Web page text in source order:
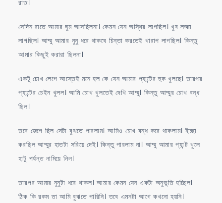
রাত।
সেদিন রাতে আমার ঘুম আসছিলনা। কেমন যেন অস্থির লাগছিল। খুব লজ্জা
লাগছিল। আম্মু আমার নুনু ধরে থাকবে চিন্তা করতেই খারাপ লাগছিল। কিন্তু
আমার কিছুই করারা ছিলনা।
একটু চোখ লেগে আস্তেই মনে হল কে যেন আমার প্যান্টের হুক খুলছে। তারপর
প্যান্টের চেইন খুলল। আমি চোখ খুলতেই দেখি আম্মু। কিন্তু আম্মুর চোখ বন্ধ
ছিল।
তবে জেগে ছিল সেটা বুঝতে পারলাম। আমিও চোখ বন্ধ করে থাকলাম। ইচ্ছা
করছিল আম্মুর হাতটা সরিয়ে দেই। কিন্তু পারলাম না। আম্মু আমার প্যান্ট খুলে
হাটু পর্যন্ত নামিয়ে নিল।
তারপর আমার নুনুটা ধরে থাকল। আমার কেমন যেন একটা অনুভূতি হচ্ছিল।
ঠিক কি রকম তা আমি বুঝতে পারিনি। তবে এমনটা আগে কখনো হয়নি।